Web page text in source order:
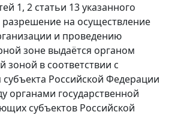
1, 2 статьи 13указанного
разрешение на осуществление
и проведению
зоне выдаётся органом
зоной в соответствии с
Российской Федерации
органами государственной
субъектов Российской